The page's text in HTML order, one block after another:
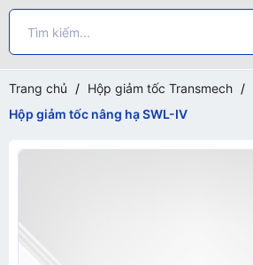
Trang chủ / Hộp giảm tốc Transmech /
Hộp giảm tốc nâng hạ SWL-IV